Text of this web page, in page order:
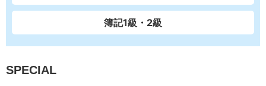
簿記1級・2級
SPECIAL